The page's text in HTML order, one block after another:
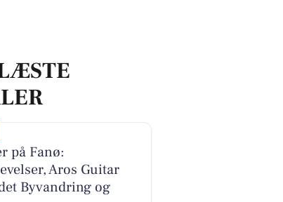
på Fanø:
Aros Guitar
Byvandring og